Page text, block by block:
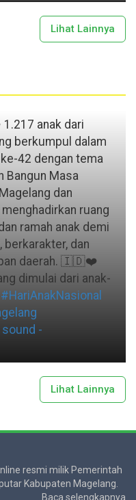
Lihat Lainnya
1.217 anak dari
berkumpul dalam
42 dengan tema
Bangun Masa
dan
ruang
ramah anak demi
dan
daerah. 🇮🇩❤️
dimulai dari anak-
#HariAnakNasional
-
Lihat Lainnya
resmi milik Pemerintah
Kabupaten Magelang.
Baca selengkapnya